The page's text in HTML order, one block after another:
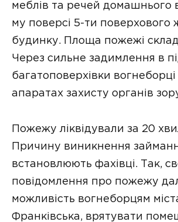
меблів та речей домашнього
му поверсі 5-ти поверхового
будинку. Площа пожежі
Через сильне задимлення в
багатоповерхівки
апаратах захисту органів
Пожежу ліквідували за 20
Причину виникнення
встановлюють фахівці. Так,
повідомлення про пожежу
можливість вогнеборцям
Франківська, врятувати